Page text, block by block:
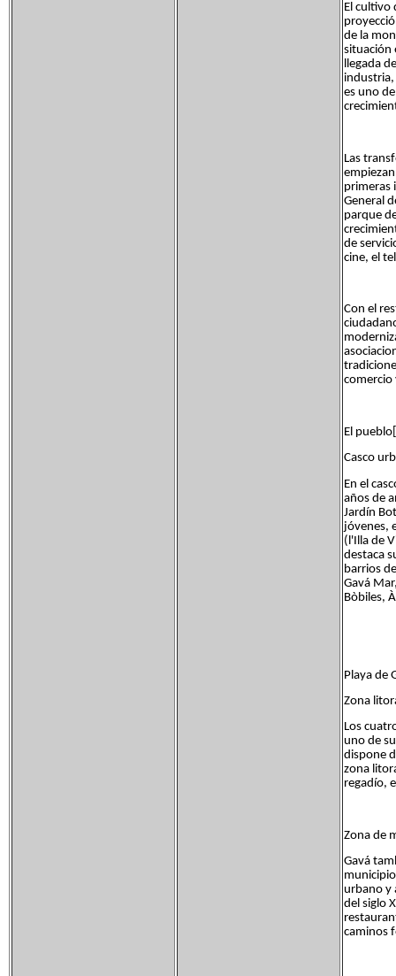
El cultivo
de la
situación
llegada
industria,
es uno
Las
primeras
General
parque
de
cine, el
Con el
comercio
El
Casco
En el
años de
Jardín
jóvenes,
(l'Illa de
destaca
barrios
Gavá
Bòbiles,
Playa de
Zona
Los
uno de
dispone
zona
regadío,
Zona de
Gavá
urbano y
del siglo
caminos